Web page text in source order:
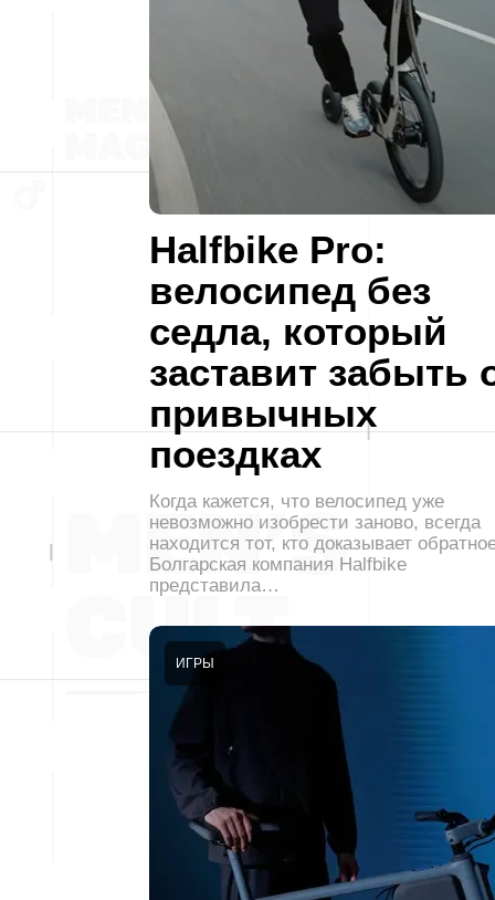
Halfbike Pro:
велосипед без
седла, который
заставит забыть
привычных
поездках
Когда кажется, что велосипед уже
невозможно изобрести заново, всегда
находится тот, кто доказывает
Болгарская компания Halfbike
представила…
ИГРЫ